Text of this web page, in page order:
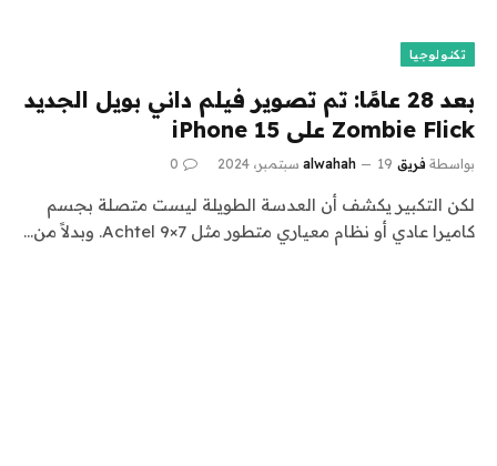
تكنولوجيا
بعد 28 عامًا: تم تصوير فيلم داني بويل الجديد
Zombie Flick على iPhone 15
بواسطة فريق alwahah 19 سبتمبر، 2024 0
لكن التكبير يكشف أن العدسة الطويلة ليست متصلة بجسم
كاميرا عادي أو نظام معياري متطور مثل Achtel 9×7. وبدلاً من…